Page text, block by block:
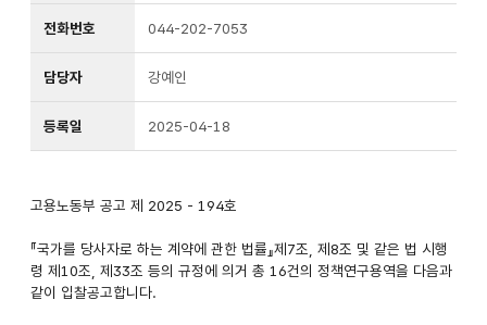
전화번호 044-202-7053
담당자 강예인
등록일 2025-04-18
고용노동부 공고 제 2025 - 194호
『국가를 당사자로 하는 계약에 관한 법률』제7조, 제8조 및 같은 법 시행
령 제10조, 제33조 등의 규정에 의거 총 16건의 정책연구용역을 다음과
같이 입찰공고합니다.